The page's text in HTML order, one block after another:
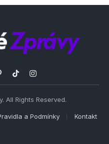
TikTokInstagram
All Rights Reserved.
a Podmínky Kontakt